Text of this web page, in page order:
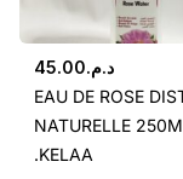
د.م.45.00
EAU DE ROSE
NATURELLE
.KELAA